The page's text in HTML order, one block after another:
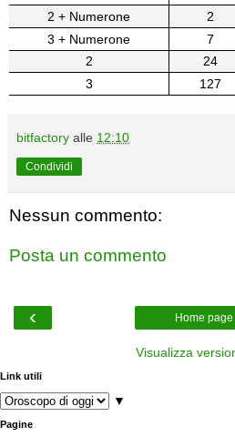
2 + Numerone
2
3 + Numerone
7
2
24
3
127
bitfactory alle 12:10
Condividi
Nessun commento:
Posta un commento
‹ Home page
Visualizza
Link utili
▼
Pagine